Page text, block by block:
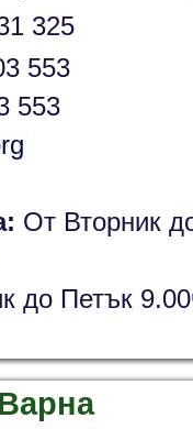
325
553
От Вторник
до Петък